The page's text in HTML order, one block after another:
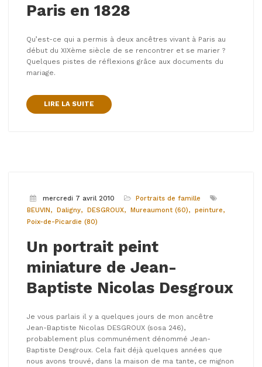
Paris en 1828
Qu’est-ce qui a permis à deux ancêtres vivant à Paris au
début du XIXème siècle de se rencontrer et se marier ?
Quelques pistes de réflexions grâce aux documents du
mariage.
LIRE LA SUITE
mercredi 7 avril 2010
Portraits de famille
BEUVIN
Daligny DESGROUX Mureaumont (60)
peinture
Poix-de-Picardie (80)
Un portrait peint
miniature de Jean-
Baptiste Nicolas Desgroux
Je vous parlais il y a quelques jours de mon ancêtre
Jean-Baptiste Nicolas DESGROUX (sosa 246),
probablement plus communément dénommé Jean-
Baptiste Desgroux. Cela fait déjà quelques années que
nous avons trouvé, dans la maison de ma tante, ce mignon